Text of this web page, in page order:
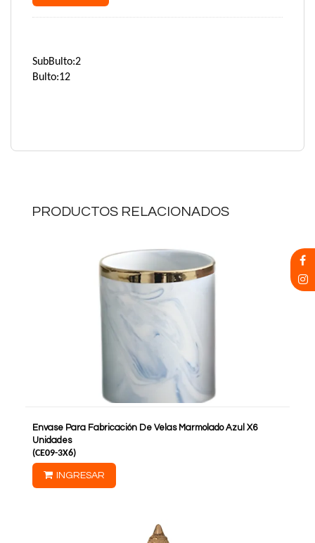
SubBulto:2
Bulto:12
PRODUCTOS RELACIONADOS
Envase Para Fabricación De Velas Marmolado Azul X6
Unidades
(CE09-3X6)
INGRESAR